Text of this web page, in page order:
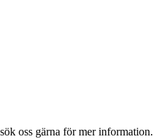
oss gärna för mer information.